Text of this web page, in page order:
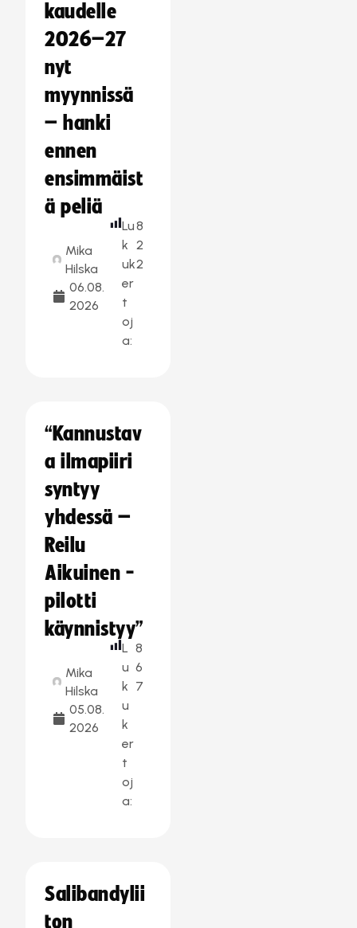
kaudelle
2026–27
nyt
myynnissä
– hanki
ennen
ensimmäist
ä peliä
Mika
Hilska
06.08.
2026
Lu
k
uk
er
t
oj
a:
8
2
2
“Kannustav
a ilmapiiri
syntyy
yhdessä –
Reilu
Aikuinen -
pilotti
käynnistyy”
Mika
Hilska
05.08.
2026
L
u
k
u
k
er
t
oj
a:
8
6
7
Salibandylii
ton